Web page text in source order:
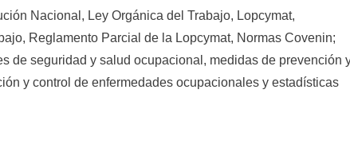
Nacional, Ley Orgánica del Trabajo, Lopcymat,
Reglamento Parcial de la Lopcymat, Normas Covenin;
de seguridad y salud ocupacional, medidas de prevención
y control de enfermedades ocupacionales y estadísticas